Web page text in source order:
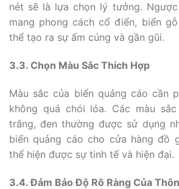
nét sẽ là lựa chọn lý tưởng.
mang phong cách cổ điển, biển
thể tạo ra sự ấm cúng và gần gũi.
3.3. Chọn Màu Sắc Thích Hợp
Màu sắc của biển quảng cáo cần
không quá chói lóa. Các màu
trắng, đen thường được sử dụng
biển quảng cáo cho cửa hàng đồ
thể hiện được sự tinh tế và hiện đại.
3.4. Đảm Bảo Độ Rõ Ràng Của